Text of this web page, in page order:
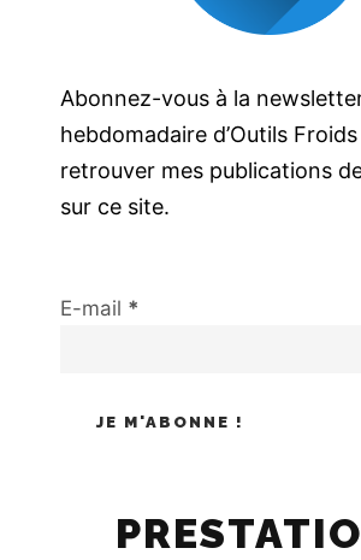
Abonnez-vous à la
hebdomadaire d’Outils
retrouver mes publications
sur ce site.
E-mail *